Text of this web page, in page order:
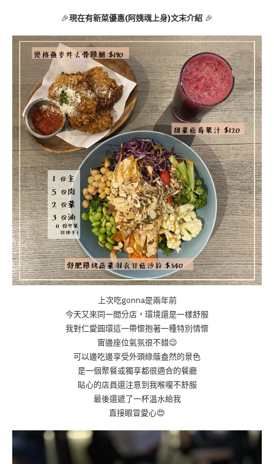
🎉現在有新菜優惠(阿姨魂上身)文末介紹 🎉
上次吃gonna是兩年前
今天又來同一間分店，環境還是一樣舒服
我對仁愛圓環這一帶懷抱著一種特別情懷
窗邊座位氣氛很不錯😌
可以邊吃邊享受外頭綠蔭盎然的景色
是一個聚餐或獨享都很適合的餐廳
貼心的店員還注意到我喉嚨不舒服
最後還遞了一杯溫水給我
直接眼冒愛心😍